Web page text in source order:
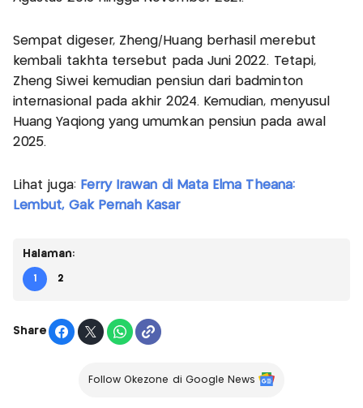
Sempat digeser, Zheng/Huang berhasil merebut
kembali takhta tersebut pada Juni 2022. Tetapi,
Zheng Siwei kemudian pensiun dari badminton
internasional pada akhir 2024. Kemudian, menyusul
Huang Yaqiong yang umumkan pensiun pada awal
2025.
Lihat juga: Ferry Irawan di Mata Elma Theana:
Lembut, Gak Pernah Kasar
Halaman:
1 2
Share
Follow Okezone di Google News